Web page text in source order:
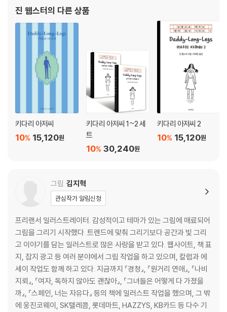
진학하여 영문학과 경제학을 전공하고, 1901
진 웹스터의 다른 상품
키다리 아저씨
15,120원
10%
키다리 아저씨 1~2 세
트
30,240원
10%
키다리 아저씨 2
15,120원
10%
그림 김지혁
관심작가 알림신청
프리랜서 일러스트레이터. 감성적이고 테마가 있는 그림에 매료되어
그림을 그리기 시작했다. 트렌드에 맞춰 그리기보다 공간과 빛 그리
고 이야기를 담는 일러스트로 많은 사랑을 받고 있다. 웹사이트, 책 표
지, 잡지 광고 등 여러 분야에서 그림 작업을 하고 있으며, 칼럼과 에
세이 작업도 함께 하고 있다. 지금까지 『경청』, 『원거리 연애』, 『나비
지뢰』, 『여자, 독하지 않아도 괜찮아』, 『그녀들은 어떻게 다 가졌을
까』, 『스페인, 너는 자유다』 등의 책에 일러스트 작업을 했으며, 그 밖
에 웅진코웨이, SK텔레콤, 롯데마트, HAZZYS, KB카드 등 다수 기